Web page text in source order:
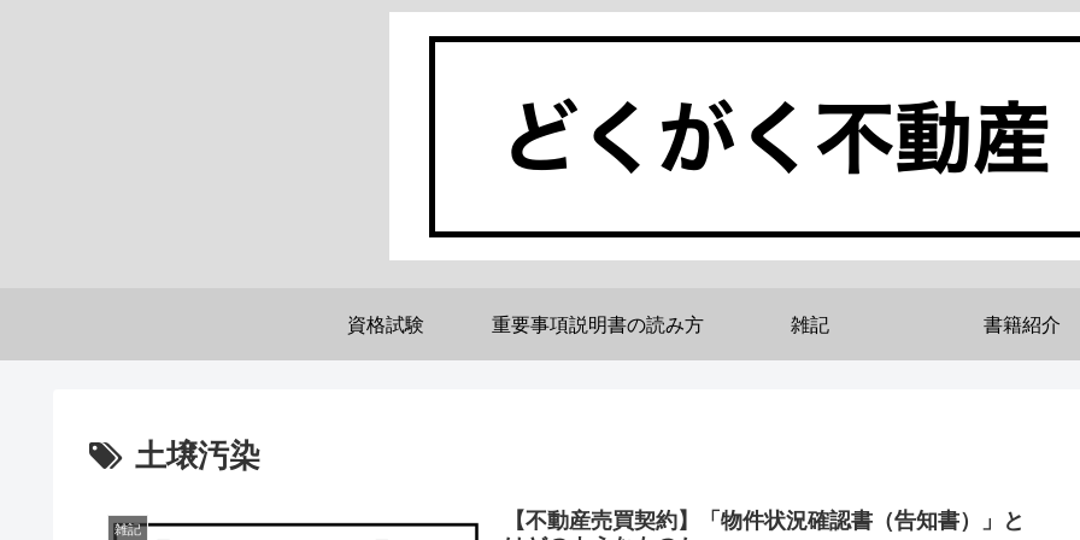
資格試験 重要事項説明書の読み方 雑記 書籍紹介
土壌汚染
雑記
【不動産売買契約】「物件状況確認書（告知書）」と